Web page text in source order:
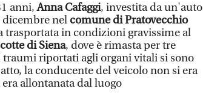
anni,Anna Cafaggi, investita da un'auto
nel comune di Pratovecchio
trasportata in condizioni gravissime al
di Siena, dove è rimasta per tre
traumi riportati agli organi vitali si sono
la conducente del veicolo non si era
allontanata dal luogo